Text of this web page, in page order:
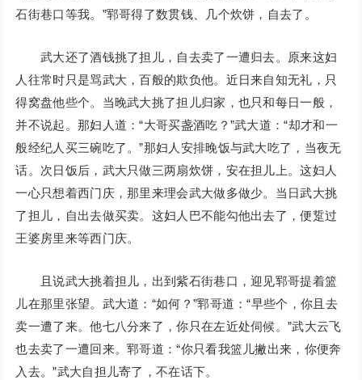
石街巷口等我。”郓哥得了数贯钱、几个炊饼，自去了。
武大还了酒钱挑了担儿，自去卖了一遭归去。原来这妇
人往常时只是骂武大，百般的欺负他。近日来自知无礼，只
得窝盘他些个。当晚武大挑了担儿归家，也只和每日一般，
并不说起。那妇人道：“大哥买盏酒吃？”武大道：“却才和一
般经纪人买三碗吃了。”那妇人安排晚饭与武大吃了，当夜无
话。次日饭后，武大只做三两扇炊饼，安在担儿上。这妇人
一心只想着西门庆，那里来理会武大做多做少。当日武大挑
了担儿，自出去做买卖。这妇人巴不能勾他出去了，便踅过
王婆房里来等西门庆。
且说武大挑着担儿，出到紫石街巷口，迎见郓哥提着篮
儿在那里张望。武大道：“如何？”郓哥道：“早些个，你且去
卖一遭了来。他七八分来了，你只在左近处伺候。”武大云飞
也去卖了一遭回来。郓哥道：“你只看我篮儿撇出来，你便奔
入去。”武大自担儿寄了，不在话下。